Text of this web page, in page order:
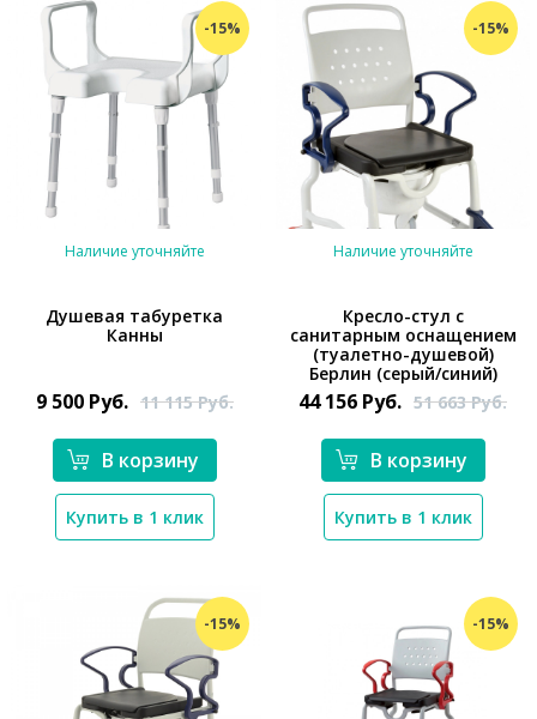
-15%
Наличие уточняйте
Душевая табуретка
Канны
9 500 Руб. 11 115Руб.
В корзину
Купить в 1 клик
-15%
*}
Наличие уточняйте
Кресло-стул с
санитарным оснащением
(туалетно-душевой)
Берлин (серый/синий)
44 156 Руб. 51 663Руб.
В корзину
Купить в 1 клик
-15% -15%